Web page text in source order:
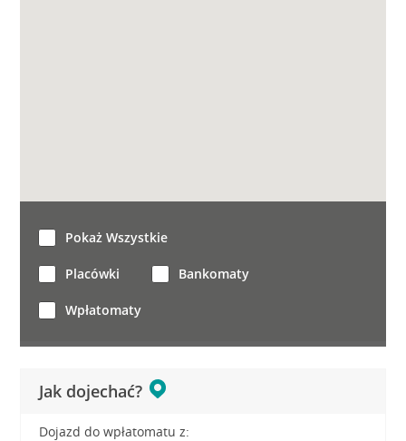
Jak dojechać?
Dojazd do wpłatomatu z:
Pokaż Wszystkie
Placówki Bankomaty
Wpłatomaty